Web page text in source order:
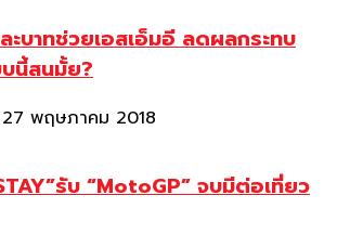
บาทช่วยเอสเอ็มอี ลดผลกระทบ
บนี้สนมั้ย?
27 พฤษภาคม 2018
รับ “MotoGP” จบมีต่อเที่ยว